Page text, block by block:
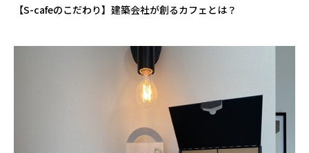
【S-cafeのこだわり】建築会社が創るカフェとは？